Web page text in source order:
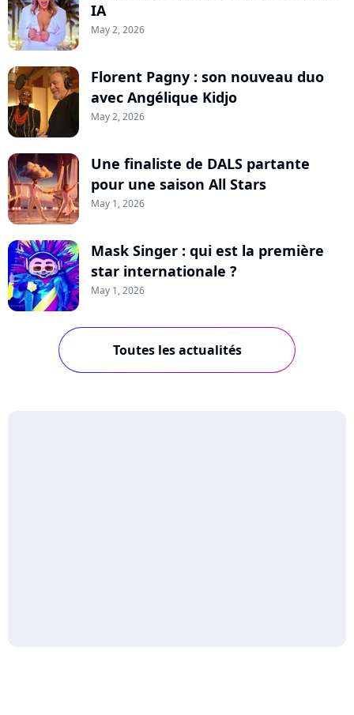
IA
May 2, 2026
Florent Pagny : son nouveau duo
avec Angélique Kidjo
May 2, 2026
Une finaliste de DALS partante
pour une saison All Stars
May 1, 2026
Mask Singer : qui est la première
star internationale ?
May 1, 2026
Toutes les actualités